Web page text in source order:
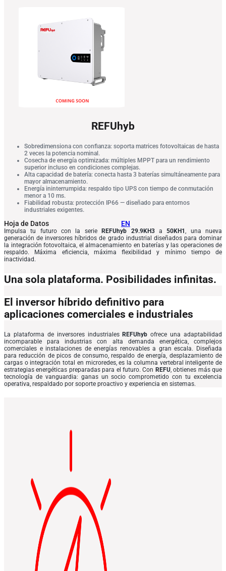
REFUhyb
Sobredimensiona con confianza: soporta matrices fotovoltaicas de hasta
2 veces la potencia nominal.
Cosecha de energía optimizada: múltiples MPPT para un rendimiento
superior incluso en condiciones complejas.
Alta capacidad de batería: conecta hasta 3 baterías simultáneamente para
mayor almacenamiento.
Energía ininterrumpida: respaldo tipo UPS con tiempo de conmutación
menor a 10 ms.
Fiabilidad robusta: protección IP66 — diseñado para entornos
industriales exigentes.
Hoja de Datos EN
Impulsa tu futuro con la serie REFUhyb 29.9KH3a50KH1, una nueva
generación de inversores híbridos de grado industrial diseñados para dominar
la integración fotovoltaica, el almacenamiento en baterías y las operaciones de
respaldo. Máxima eficiencia, máxima flexibilidad y mínimo tiempo de
inactividad.
Una sola plataforma. Posibilidades infinitas.
El inversor híbrido definitivo para
aplicaciones comerciales e industriales
La plataforma de inversores industriales REFUhyb ofrece una adaptabilidad
incomparable para industrias con alta demanda energética, complejos
comerciales e instalaciones de energías renovables a gran escala. Diseñada
para reducción de picos de consumo, respaldo de energía, desplazamiento de
cargas o integración total en microredes, es la columna vertebral inteligente de
estrategias energéticas preparadas para el futuro. Con REFU, obtienes más que
tecnología de vanguardia: ganas un socio comprometido con tu excelencia
operativa, respaldado por soporte proactivo y experiencia en sistemas.